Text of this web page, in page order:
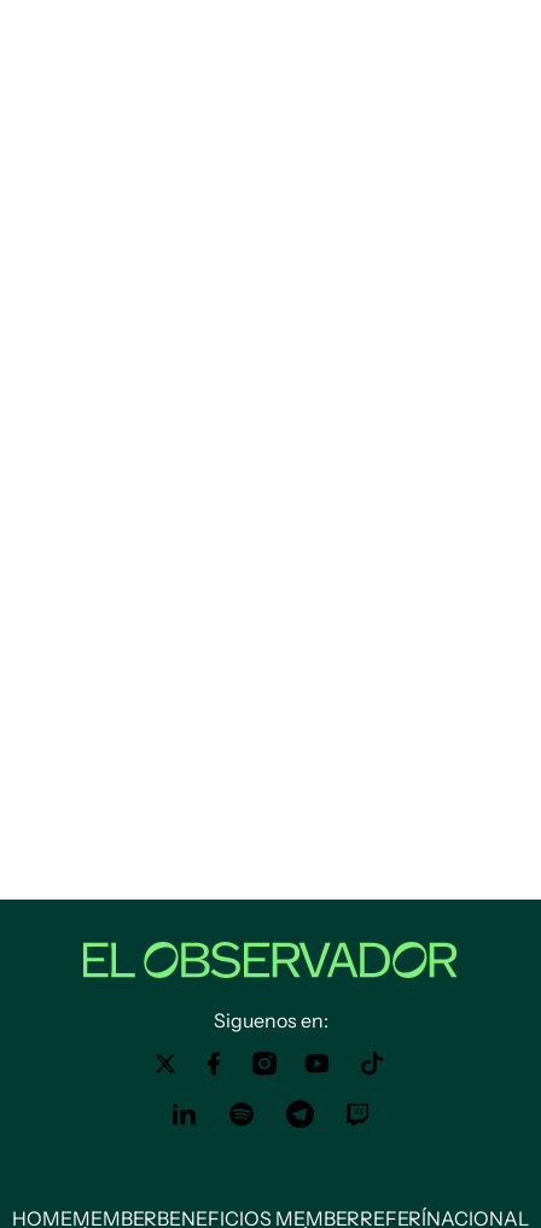
Siguenos en:
HOMEMEMBERBENEFICIOS MEMBERREFERÍNACIONAL